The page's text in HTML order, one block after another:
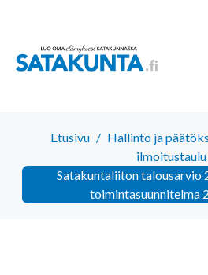
Etusivu / Hallinto ja
ilmoitustaulu
Satakuntaliiton talousarvio
toimintasuunnitelma